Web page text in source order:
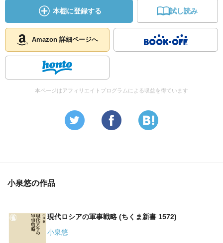
本棚に登録する 試し読み
Amazon 詳細ページへ
本ページはアフィリエイトプログラムによる収益を得ています
小泉悠の作品
現代ロシアの軍事戦略 (ちくま新書 1572)
小泉悠